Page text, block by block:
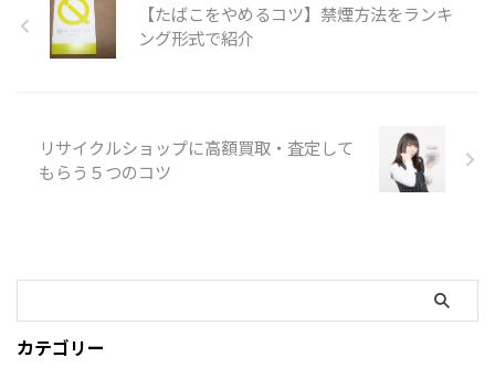
【たばこをやめるコツ】禁煙方法をランキ
ング形式で紹介
リサイクルショップに高額買取・査定して
もらう５つのコツ
カテゴリー